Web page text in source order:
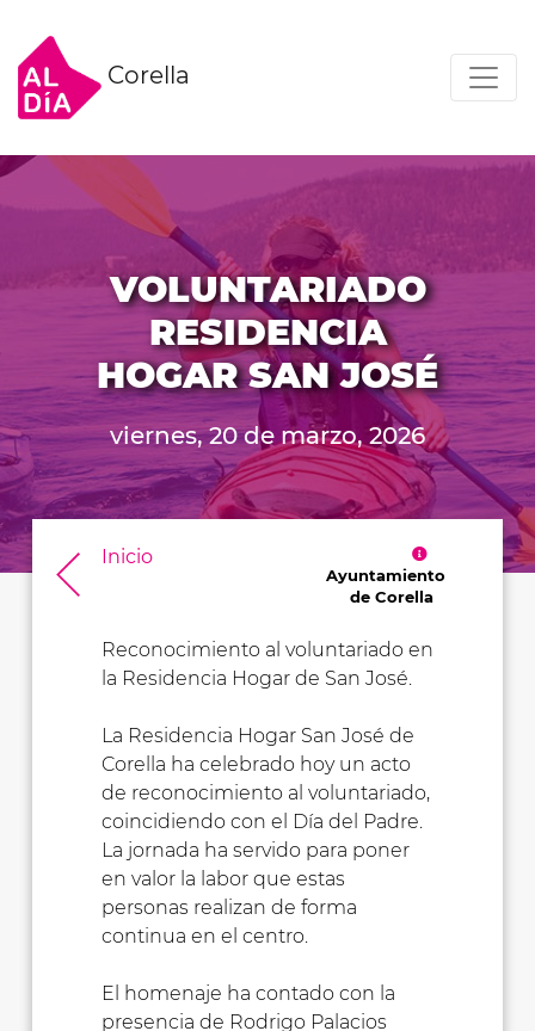
Corella
VOLUNTARIADO
RESIDENCIA
HOGAR SAN JOSÉ
viernes, 20 de marzo, 2026
Inicio
Ayuntamiento
de Corella
Reconocimiento al voluntariado en
la Residencia Hogar de San José.
La Residencia Hogar San José de
Corella ha celebrado hoy un acto
de reconocimiento al voluntariado,
coincidiendo con el Día del Padre.
La jornada ha servido para poner
en valor la labor que estas
personas realizan de forma
continua en el centro.
El homenaje ha contado con la
presencia de Rodrigo Palacios